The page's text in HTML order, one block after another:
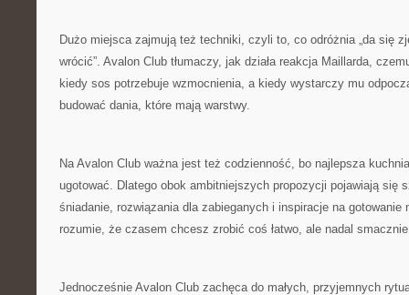
Dużo miejsca zajmują też techniki, czyli to, co odróżnia „da się
wrócić”. Avalon Club tłumaczy, jak działa reakcja Maillarda,
kiedy sos potrzebuje wzmocnienia, a kiedy wystarczy mu
budować dania, które mają warstwy.
Na Avalon Club ważna jest też codzienność, bo najlepsza
ugotować. Dlatego obok ambitniejszych propozycji pojawiają się
śniadanie, rozwiązania dla zabieganych i inspiracje na gotowanie
rozumie, że czasem chcesz zrobić coś łatwo, ale nadal
Jednocześnie Avalon Club zachęca do małych, przyjemnych